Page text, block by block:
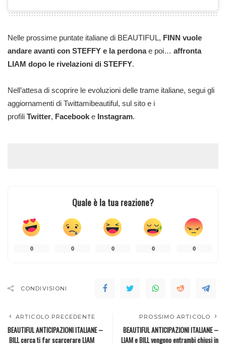
Nelle prossime puntate italiane di BEAUTIFUL, FINN vuole
andare avanti con STEFFY e la perdonae poi… affronta
LIAM dopo le rivelazioni di STEFFY.
Nell’attesa di scoprire le evoluzioni delle trame italiane, segui gli
aggiornamenti di Twittamibeautiful, sul sito e i
profili Twitter, Facebook e Instagram.
Quale è la tua reazione?
0 0 0 0 0
CONDIVISIONI
ARTICOLO PRECEDENTE
BEAUTIFUL ANTICIPAZIONI ITALIANE –
BILL cerca ti far scarcerare LIAM
PROSSIMO ARTICOLO
BEAUTIFUL ANTICIPAZIONI ITALIANE –
LIAM e BILL vengono entrambi chiusi in